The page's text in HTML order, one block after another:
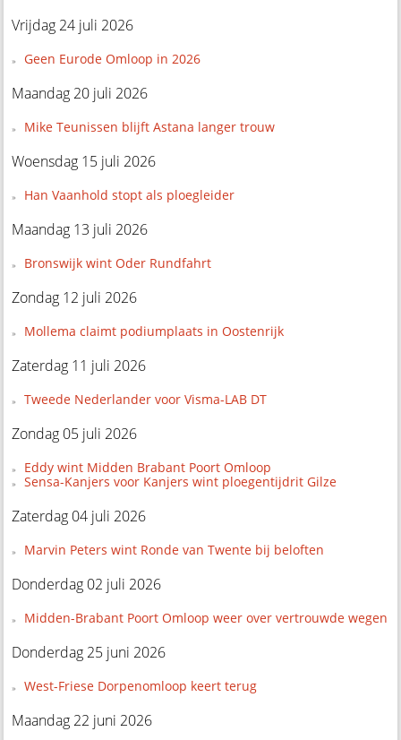
Vrijdag 24 juli 2026
Geen Eurode Omloop in 2026
Maandag 20 juli 2026
Mike Teunissen blijft Astana langer trouw
Woensdag 15 juli 2026
Han Vaanhold stopt als ploegleider
Maandag 13 juli 2026
Bronswijk wint Oder Rundfahrt
Zondag 12 juli 2026
Mollema claimt podiumplaats in Oostenrijk
Zaterdag 11 juli 2026
Tweede Nederlander voor Visma-LAB DT
Zondag 05 juli 2026
Eddy wint Midden Brabant Poort Omloop
Sensa-Kanjers voor Kanjers wint ploegentijdrit Gilze
Zaterdag 04 juli 2026
Marvin Peters wint Ronde van Twente bij beloften
Donderdag 02 juli 2026
Midden-Brabant Poort Omloop weer over vertrouwde wegen
Donderdag 25 juni 2026
West-Friese Dorpenomloop keert terug
Maandag 22 juni 2026